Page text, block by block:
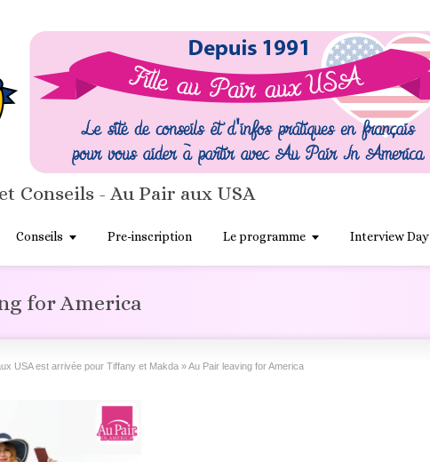
Conseils - Au Pair aux USA
Conseils Pre-inscription Le programme Interview Day
for America
USA est arrivée pour Tiffany et Makda »Au Pair leaving for America